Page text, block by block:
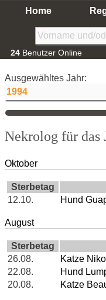
Home
24 Benutzer Online
Ausgewähltes Jahr:
Nekrolog für das
Oktober
Sterbetag
12.10.
Hund
August
Sterbetag
26.08.
Katze Niko
22.08.
Hund
20.08.
Katze